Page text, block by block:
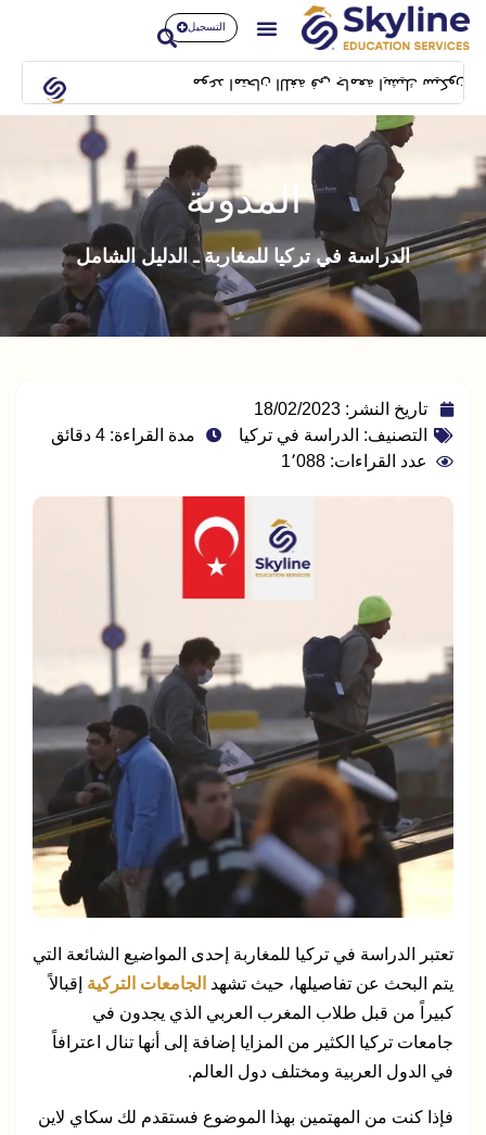
التسجيل
موعد امتحان اللغة في جامعة ايشيك سيكون بتاريخ 14/02/2024 بمبنى SFL building بشيلا
المدونة
الدراسة في تركيا للمغاربة ـ الدليل الشامل
تاريخ النشر: 18/02/2023
التصنيف: الدراسة في تركيا
مدة القراءة: 4 دقائق
عدد القراءات: 1٬088
تعتبر الدراسة في تركيا للمغاربة إحدى المواضيع الشائعة التي
يتم البحث عن تفاصيلها، حيث تشهد الجامعات التركية إقبالاً
كبيراً من قبل طلاب المغرب العربي الذي يجدون في
جامعات تركيا الكثير من المزايا إضافة إلى أنها تنال اعترافاً
في الدول العربية ومختلف دول العالم.
فإذا كنت من المهتمين بهذا الموضوع فستقدم لك سكاي لاين